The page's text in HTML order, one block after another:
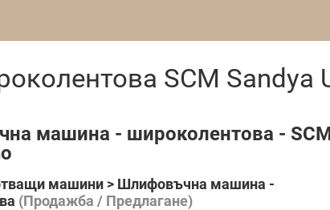
SCM Sandya
машина - широколентова -
машини > Шлифовъчна машина -
(Продажба / Предлагане)